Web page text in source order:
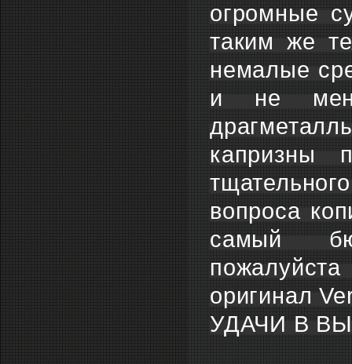
огромные
таким же
немалые
и не
капризны
вопроса
самый
оригинал
УДАЧИ В